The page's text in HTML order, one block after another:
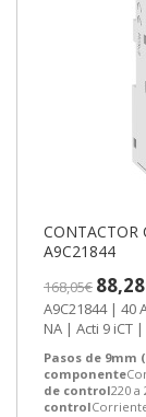
CONTACTOR
A9C21844
168,05€
A9C21844 | 40 A | 220 a 240 V
Pasos de
componente
de control220 a
control